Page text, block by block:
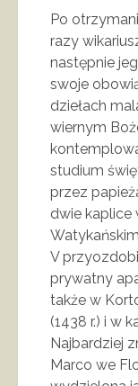
Po
razy
następnie
swoje
dziełach
wiernym
studium
przez
dwie kaplice
V
prywatny
także w
(1438 r.) i w
Najbardziej
Marco we